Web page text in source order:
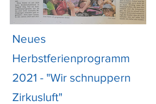
Neues
Herbstferienprogramm
2021 - "Wir schnuppern
Zirkusluft"